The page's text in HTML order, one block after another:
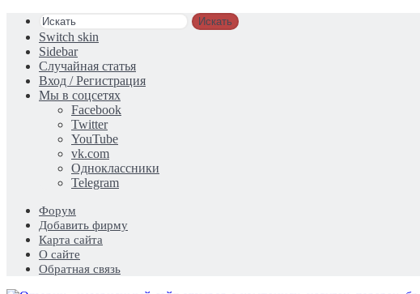
Искать
Switch skin
Sidebar
Случайная статья
Вход / Регистрация
Мы в соцсетях
Facebook
Twitter
YouTube
vk.com
Одноклассники
Telegram
Форум
Добавить фирму
Карта сайта
О сайте
Обратная связь